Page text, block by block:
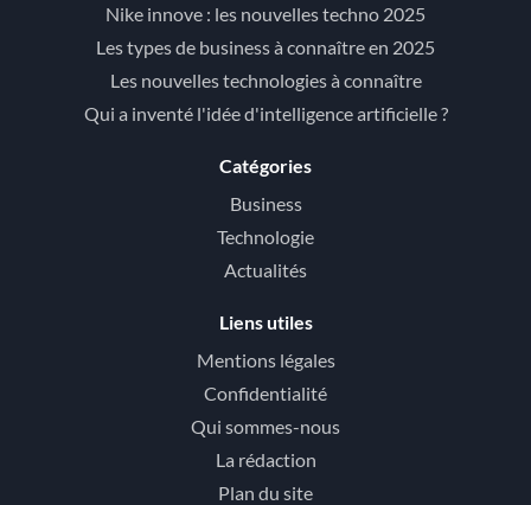
Nike innove : les nouvelles techno 2025
Les types de business à connaître en 2025
Les nouvelles technologies à connaître
Qui a inventé l'idée d'intelligence artificielle ?
Catégories
Business
Technologie
Actualités
Liens utiles
Mentions légales
Confidentialité
Qui sommes-nous
La rédaction
Plan du site